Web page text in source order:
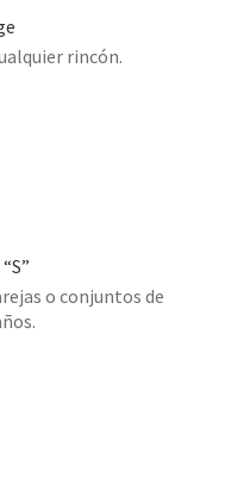
rincón.
o conjuntos de